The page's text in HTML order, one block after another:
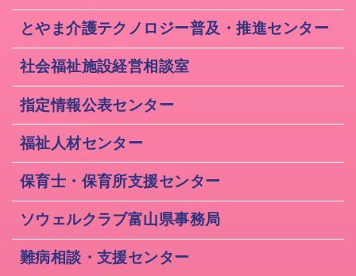
とやま介護テクノロジー普及・推進センター
社会福祉施設経営相談室
指定情報公表センター
福祉人材センター
保育士・保育所支援センター
ソウェルクラブ富山県事務局
難病相談・支援センター